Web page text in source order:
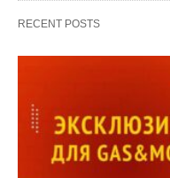
RECENT POSTS